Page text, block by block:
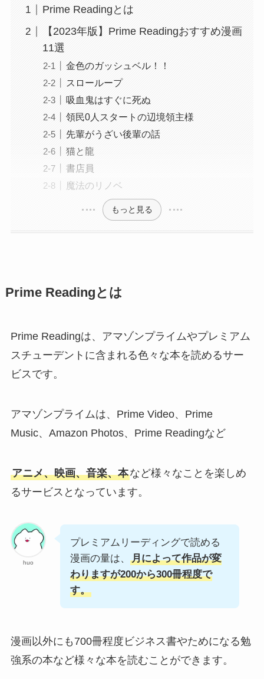
Prime Readingとは
【2023年版】Prime Readingおすすめ漫画
11選
金色のガッシュベル！！
スローループ
吸血鬼はすぐに死ぬ
領民0人スタートの辺境領主様
先輩がうざい後輩の話
猫と龍
書店員
魔法のリノベ
もっと見る
Prime Readingとは
Prime Readingは、アマゾンプライムやプレミアム
スチューデントに含まれる色々な本を読めるサー
ビスです。
アマゾンプライムは、Prime Video、Prime
Music、Amazon Photos、Prime Readingなど
アニメ、映画、音楽、本など様々なことを楽しめ
るサービスとなっています。
huo
プレミアムリーディングで読める
漫画の量は、
月によって作品が変
わりますが200から300冊程度で
す。
漫画以外にも700冊程度ビジネス書やためになる勉
強系の本など様々な本を読むことができます。